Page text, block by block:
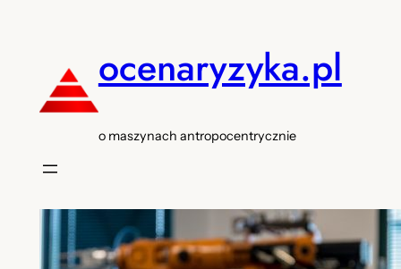
ocenaryzyka.pl
o maszynach antropocentrycznie